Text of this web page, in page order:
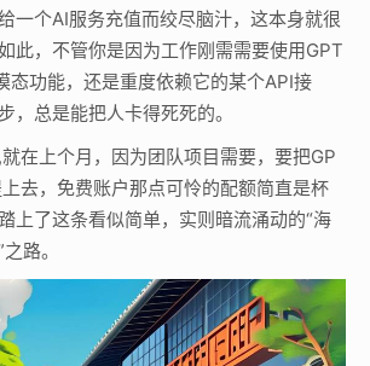
一个AI服务充值而绞尽脑汁，这本身就很
此，不管你是因为工作刚需需要使用GPT
态功能，还是重度依赖它的某个API接
，总是能把人卡得死死的。
在上个月，因为团队项目需要，要把GP
去，免费账户那点可怜的配额简直是杯
上了这条看似简单，实则暗流涌动的“海
路。